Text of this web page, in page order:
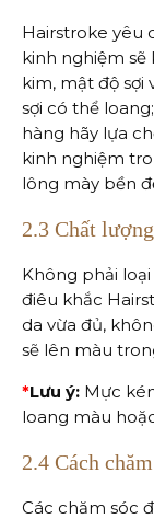
Hairstroke yêu
kinh nghiệm sẽ
kim, mật độ sợi
sợi có thể
hàng hãy lựa
kinh nghiệm
lông mày bền
2.3 Chất
Không phải
điêu khắc
da vừa đủ,
sẽ lên màu
*Lưu ý: Mực
loang màu
2.4 Cách
Các chăm sóc